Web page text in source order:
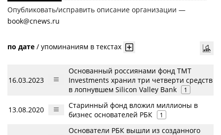
Опубликовать/исправить описание организации —
book@cnews.ru
по дате / упоминаниям в текстах
16.03.2023
Основанный россиянами фонд TMT
Investments хранил три четверти средств
в лопнувшем Silicon Valley Bank
1
13.08.2020
Старинный фонд вложил миллионы в
бизнес основателей РБК
1
Основатели РБК вышли из созданного